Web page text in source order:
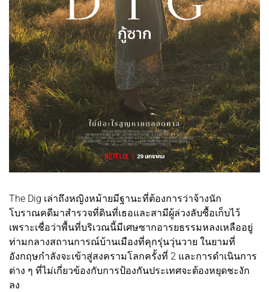
The Dig เล่าถึงหญิงหม้ายมีฐานะที่ต้องการว่าจ้างนัก
โบราณคดีมาสำรวจที่ดินที่เธอและสามีผู้ล่วงลับซื้อเก็บไว้
เพราะเชื่อว่าพื้นที่บริเวณนี้มีเศษซากอารยธรรมหลงเหลืออยู่
ท่ามกลางสถานการณ์บ้านเมืองที่คุกรุ่นวุ่นวาย ในยามที่
อังกฤษกำลังจะเข้าสู่สงครามโลกครั้งที่ 2 และการดำเนินการ
ต่าง ๆ ที่ไม่เกี่ยวข้องกับการป้องกันประเทศจะต้องหยุดชะงัก
ลง